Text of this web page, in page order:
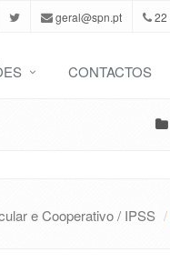
geral@spn.pt 22
CONTACTOS
e Cooperativo / IPSS